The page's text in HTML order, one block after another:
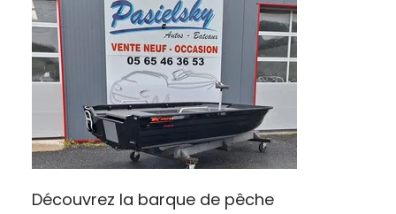
Découvrez la barque de pêche